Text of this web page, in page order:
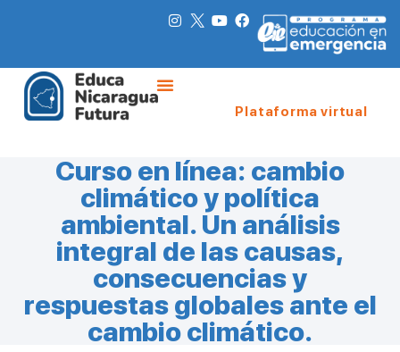
Plataforma virtual
Curso en línea: cambio
climático y política
ambiental. Un análisis
integral de las causas,
consecuencias y
respuestas globales ante el
cambio climático.